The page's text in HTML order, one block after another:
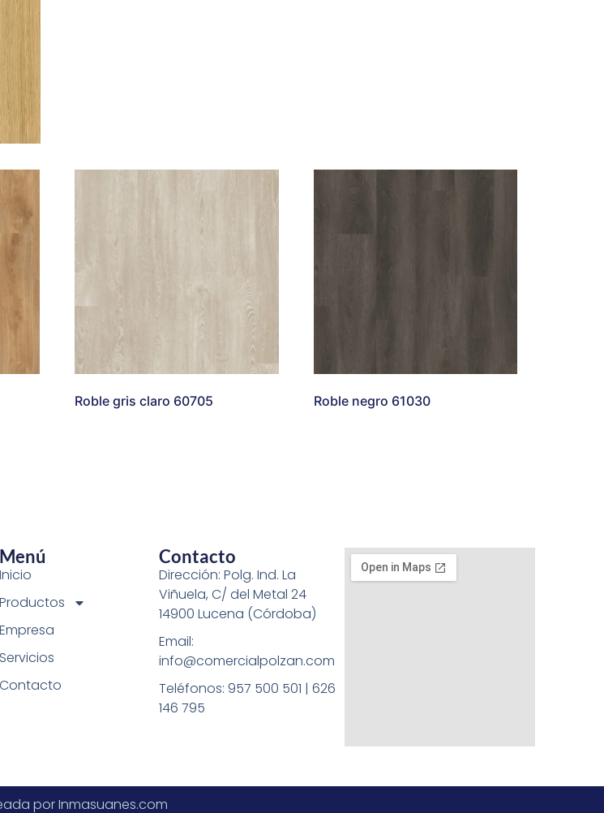
Roble gris claro 60705 Roble negro 61030
Menú
Inicio
Productos
Empresa
Servicios
Contacto
Contacto
Dirección: Polg. Ind. La
Viñuela, C/ del Metal 24
14900 Lucena (Córdoba)
Email:
info@comercialpolzan.com
Teléfonos: 957 500 501 | 626
146 795
por Inmasuanes.com